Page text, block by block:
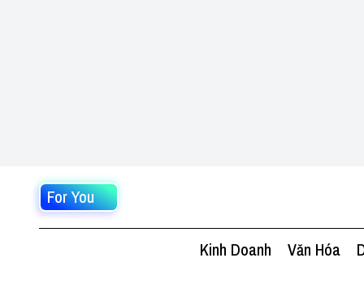
For You
Kinh Doanh Văn Hóa